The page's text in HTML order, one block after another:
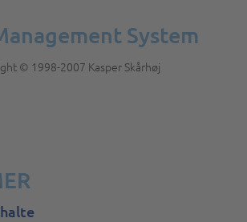
System
© 1998-2007 Kasper Skårhøj